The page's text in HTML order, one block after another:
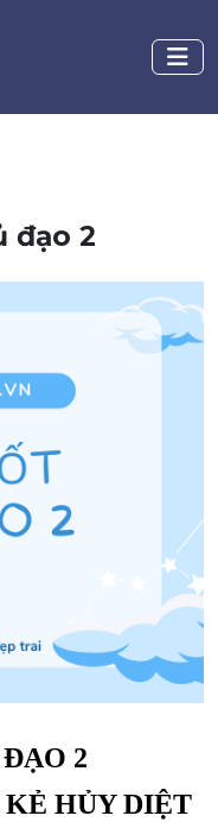
đạo 2
2
HỦY DIỆT